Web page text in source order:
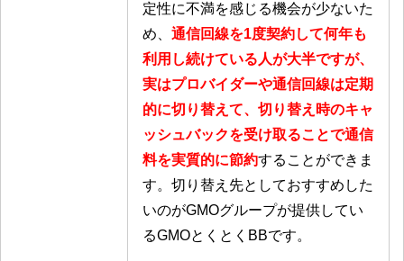
定性に不満を感じる機会が少ないた
め、 通信回線を1度契約して何年も
利用し続けている人が大半ですが、
実はプロバイダーや通信回線は定期
的に切り替えて、切り替え時のキャ
ッシュバックを受け取ることで通信
料を実質的に節約することができま
す。切り替え先としておすすめした
いのがGMOグループが提供してい
るGMOとくとくBBです。